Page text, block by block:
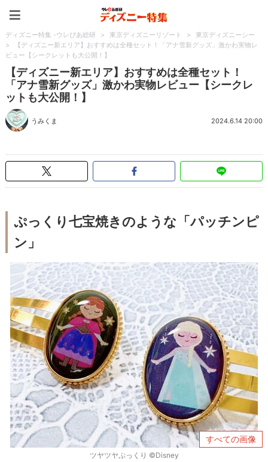
ディズニー特集 -ウレぴあ総研 > 東京ディズニーリゾート >
東京ディズニーシー
>
【ディズニー新エリア】おすすめは全種セット！「アナ雪新グッズ」激かわ実物レ
ビュー【シークレットも大公開！】
【ディズニー新エリア】おすすめは全種セット！
「アナ雪新グッズ」激かわ実物レビュー【シークレ
ットも大公開！】
うみくま 2024.6.14 20:00
ぷっくり七宝焼きのような「パッチンピ
ン」
すべての画像
ツヤツヤぷっくり ©Disney